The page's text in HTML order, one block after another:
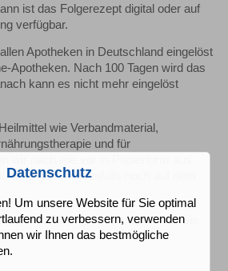
ist das Folgerezept digital oder auf
verfügbar.
Apotheken in Deutschland eingelöst
Apotheken. Nach 100 Tagen wird das
kann es nicht mehr eingelöst
wie Verbandmaterial,
und für
wir nach wie vor in Papierform aus.
gibt es ebenfalls noch auf dem
zu dem Thema haben, sprechen Sie
Datenschutz
Um unsere Website für Sie optimal
zu verbessern, verwenden
wir Ihnen das bestmögliche